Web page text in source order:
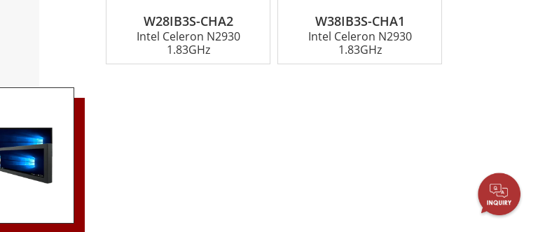
W28IB3S-CHA2
Intel Celeron N2930
1.83GHz
W38IB3S-CHA1
Intel Celeron N2930
1.83GHz